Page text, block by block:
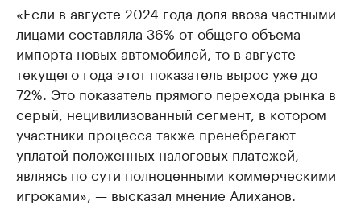
«Если в августе 2024 года доля ввоза частными
лицами составляла 36% от общего объема
импорта новых автомобилей, то в августе
текущего года этот показатель вырос уже до
72%. Это показатель прямого перехода рынка в
серый, нецивилизованный сегмент, в котором
участники процесса также пренебрегают
уплатой положенных налоговых платежей,
являясь по сути полноценными коммерческими
игроками», — высказал мнение Алиханов.